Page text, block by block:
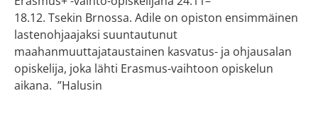
18.12. Tsekin Brnossa. Adile on opiston ensimmäinen
lastenohjaajaksi suuntautunut
maahanmuuttajataustainen kasvatus- ja ohjausalan
opiskelija, joka lähti Erasmus-vaihtoon opiskelun
aikana. ”Halusin